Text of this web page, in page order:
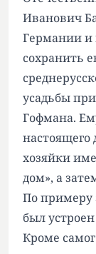
Иванович
Германии и
сохранить
усадьбы
Гофмана.
хозяйки
дом», а
По примеру
был
Кроме